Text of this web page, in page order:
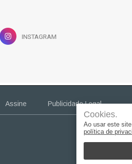
INSTAGRAM
Assine Publicidade Legal
Cookies.
Ao usar este
política de